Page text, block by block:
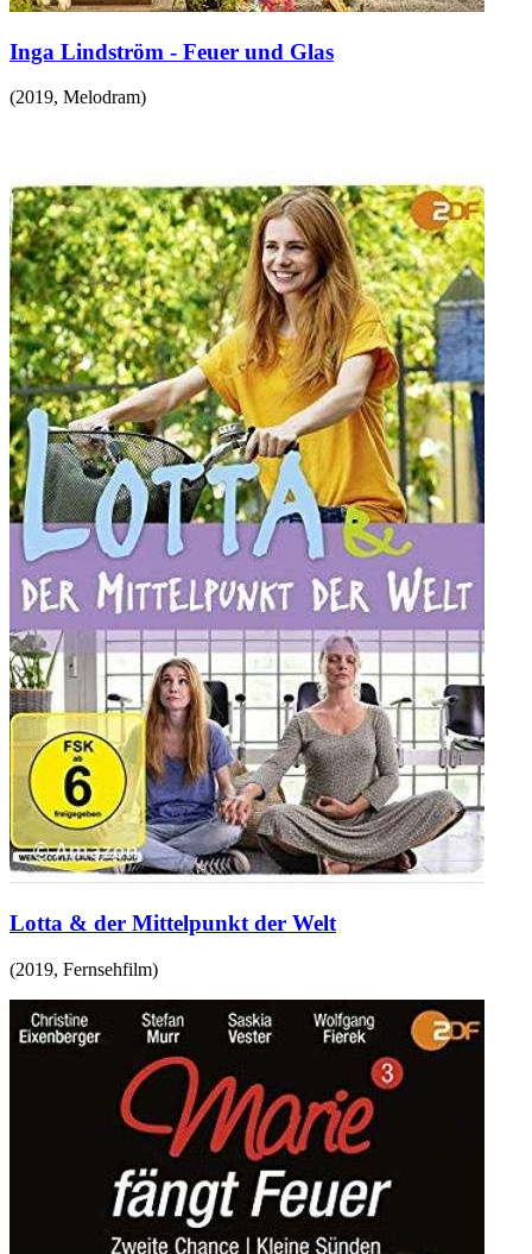
Inga Lindström - Feuer und Glas
(2019, Melodram)
Lotta & der Mittelpunkt der Welt
(2019, Fernsehfilm)